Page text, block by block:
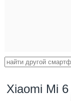
Xiaomi Mi 6